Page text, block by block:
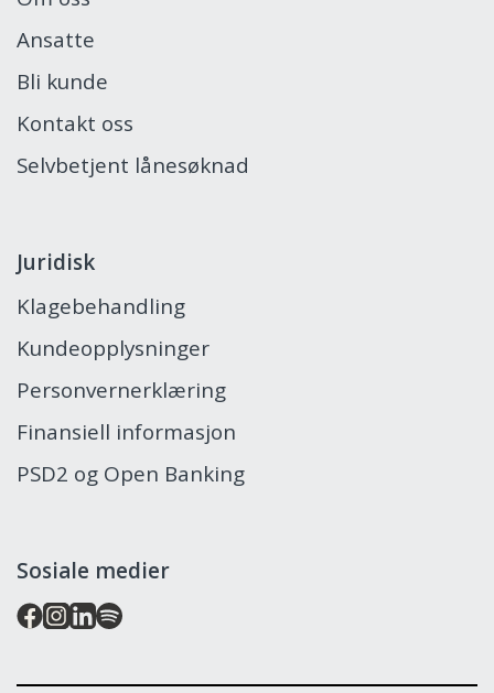
Ansatte
Bli kunde
Kontakt oss
Selvbetjent lånesøknad
Juridisk
Klagebehandling
Kundeopplysninger
Personvernerklæring
Finansiell informasjon
PSD2 og Open Banking
Sosiale medier